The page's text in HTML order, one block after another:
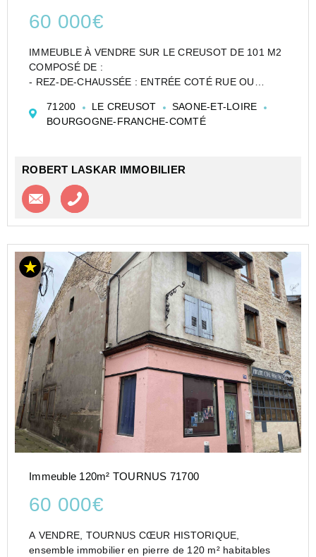
60 000€
IMMEUBLE À VENDRE SUR LE CREUSOT DE 101 M2
COMPOSÉ DE :
- REZ-DE-CHAUSSÉE : ENTRÉE COTÉ RUE OU
D'UN LOCAL COMMERCIAL DE 2 PIÈCES,
POSSIBILITÉ DE RÉALISER UN APPARTEMENT DE
71200 LE CREUSOT
SAONE-ET-LOIRE
BOURGOGNE-FRANCHE-COMTÉ
ROBERT LASKAR IMMOBILIER
Contacter l'agence
Immeuble 120m² TOURNUS 71700
60 000€
A VENDRE, TOURNUS CŒUR HISTORIQUE,
ensemble immobilier en pierre de 120 m² habitables